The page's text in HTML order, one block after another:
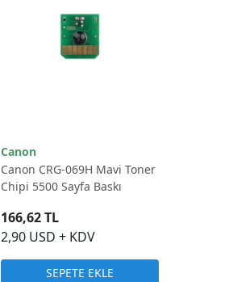
Canon
Canon CRG-069H Mavi Toner
Chipi 5500 Sayfa Baskı
2,90 USD + KDV
166,62 TL
SEPETE EKLE